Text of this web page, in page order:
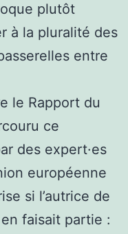
plutôt
à la pluralité des
entre
le Rapport du
ce
des expert·es
européenne
si l’autrice de
en faisait partie :